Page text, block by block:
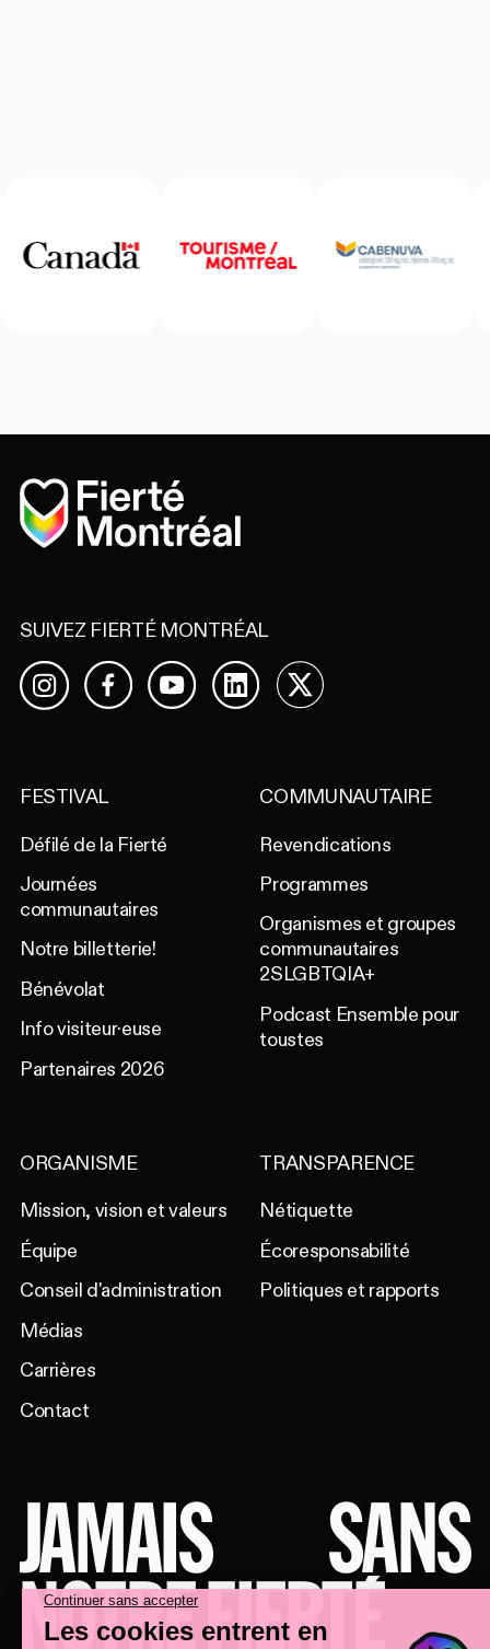
Accueil
SUIVEZ FIERTÉ MONTRÉAL
InstagramFacebookYouTubeLinkedIn
X
FESTIVAL
Défilé de la Fierté
Journées
communautaires
Notre billetterie!
Bénévolat
Info visiteur·euse
Partenaires 2026
COMMUNAUTAIRE
Revendications
Programmes
Organismes et groupes
communautaires
2SLGBTQIA+
Podcast Ensemble pour
toustes
ORGANISME
Mission, vision et valeurs
Équipe
Conseil d'administration
Médias
Carrières
Contact
TRANSPARENCE
Nétiquette
Écoresponsabilité
Politiques et rapports
JAMAIS SANS
NOTRE FIERTÉ